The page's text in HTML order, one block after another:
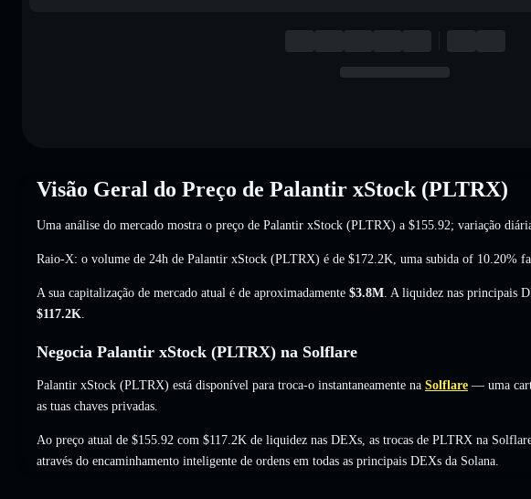
Visão Geral do Preço de Palantir xStock (PLTRX)
Uma análise do mercado mostra o preço de Palantir xStock (PLTRX) a $155.92; variação
Raio-X: o volume de 24h de Palantir xStock (PLTRX) é de $172.2K uma subida of 10.20%
A sua capitalização de mercado atual é de aproximadamente $3.8M . A liquidez nas principais
$117.2K
Negocia Palantir xStock (PLTRX) na Solflare
Palantir xStock (PLTRX) está disponível para troca-o instantaneamente na Solflare — uma
as tuas chaves privadas.
Ao preço atual de $155.92 com $117.2K de liquidez nas DEXs, as trocas de PLTRX na
através do encaminhamento inteligente de ordens em todas as principais DEXs da Solana.